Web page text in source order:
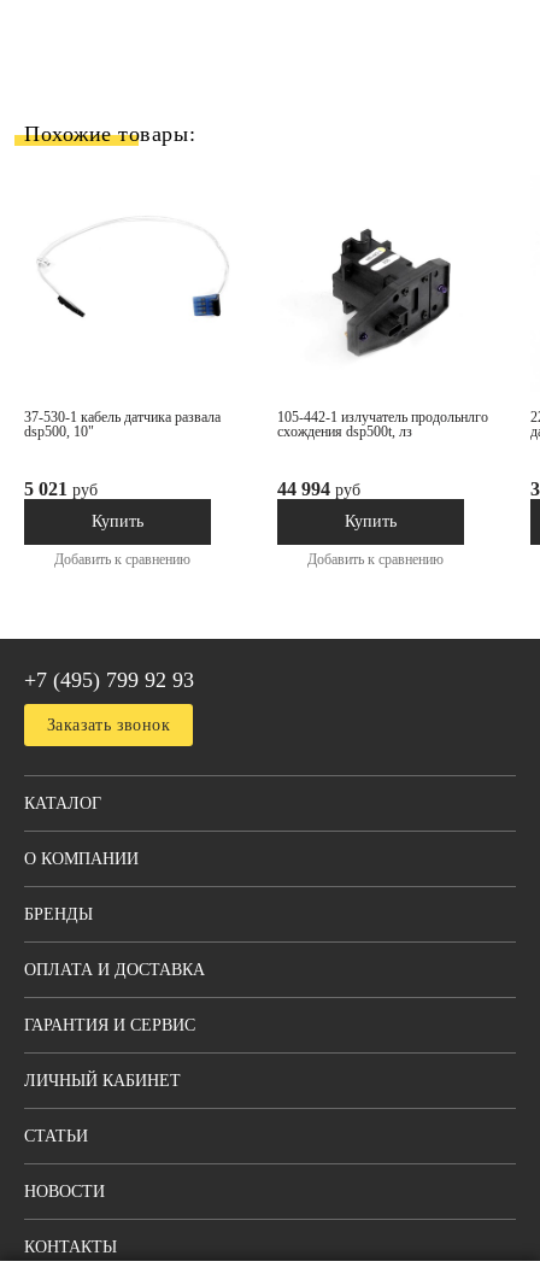
Похожие товары:
37-530-1 кабель датчика развала
dsp500, 10"
5 021 руб
В наличииКупить
Добавить к сравнению
105-442-1 излучатель продольнлго
схождения dsp500t, лз
44 994 руб
В наличииКупить
Добавить к сравнению
223-56-2 кольцо тормоза вала
+7 (495) 799 92 93
Заказать звонок
КАТАЛОГ
О КОМПАНИИ
БРЕНДЫ
ОПЛАТА И ДОСТАВКА
ГАРАНТИЯ И СЕРВИС
ЛИЧНЫЙ КАБИНЕТ
СТАТЬИ
НОВОСТИ
КОНТАКТЫ